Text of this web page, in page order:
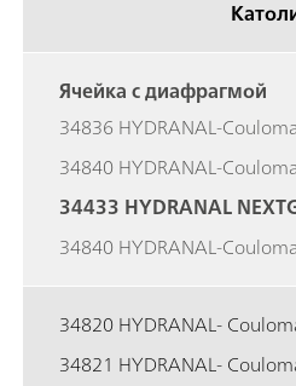
Ячейка с диафрагмой
34836 HYDRANAL-
34840 HYDRANAL-
34433 HYDRANAL
34840 HYDRANAL-
34820 HYDRANAL-
34821 HYDRANAL-